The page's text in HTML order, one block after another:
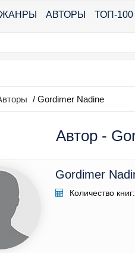
ЖАНРЫ АВТОРЫ ТОП-100
/ Gordimer Nadine
Автор -
Gordimer
Количество